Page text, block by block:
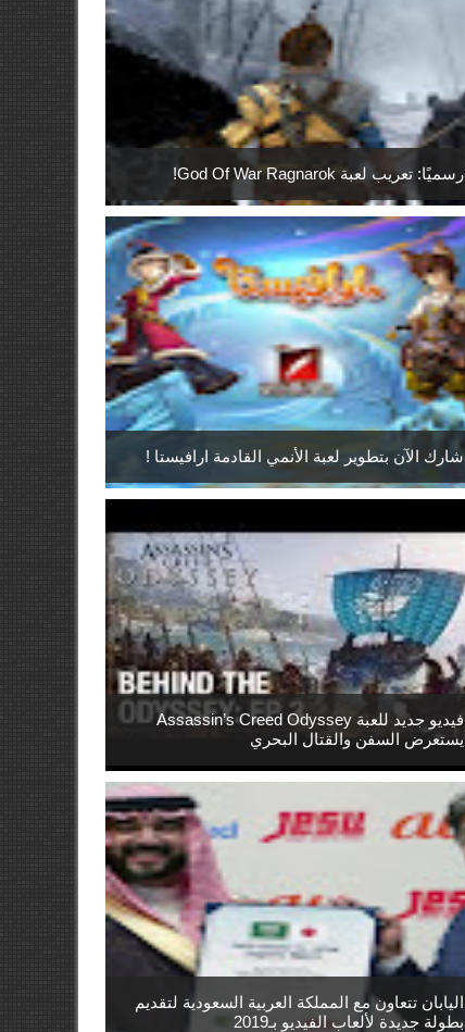
رسميًا: تعريب لعبة God Of War Ragnarok!
شارك الآن بتطوير لعبة الأنمي القادمة ارافيستا !
فيديو جديد للعبة Assassin’s Creed Odyssey
يستعرض السفن والقتال البحري
اليابان تتعاون مع المملكة العربية السعودية لتقديم
بطولة جديدة لألعاب الفيديو بـ2019